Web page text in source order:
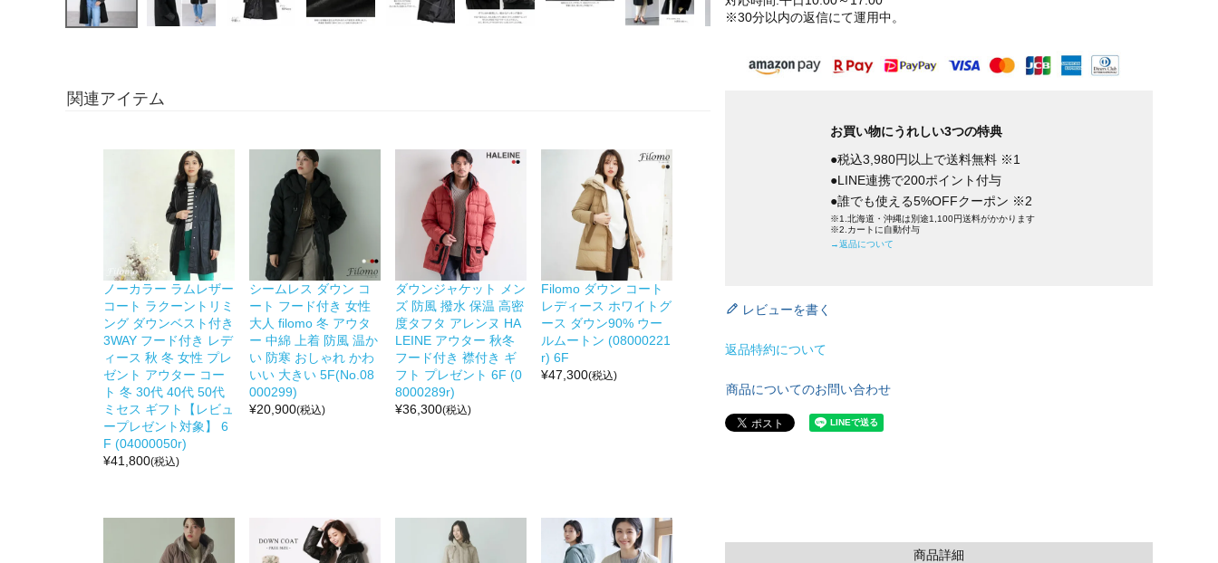
関連アイテム
ノーカラー ラムレザー
コート ラクーントリミ
ング ダウンベスト付き
3WAY フード付き レデ
ィース 秋 冬 女性 プレ
ゼント アウター コー
ト 冬 30代 40代 50代
ミセス ギフト【レビュ
ープレゼント対象】 6
F (04000050r)
¥41,800(税込)
シームレス ダウン コ
ート フード付き 女性
大人 filomo 冬 アウタ
ー 中綿 上着 防風 温か
い 防寒 おしゃれ かわ
いい 大きい 5F(No.08
000299)
¥20,900(税込)
ダウンジャケット メン
ズ 防風 撥水 保温 高密
度タフタ アレンヌ HA
LEINE アウター 秋冬
フード付き 襟付き ギ
フト プレゼント 6F (0
8000289r)
¥36,300(税込)
Filomo ダウン コート
レディース ホワイトグ
ース ダウン90% ウー
ルムートン (08000221
r) 6F
¥47,300(税込)
※30分以内の返信にて運用中。
お買い物にうれしい3つの特典
●税込3,980円以上で送料無料 ※1
●LINE連携で200ポイント付与
●誰でも使える5%OFFクーポン ※2
※1.北海道・沖縄は別途1,100円送料がかかります
※2.カートに自動付与
→返品について
レビューを書く
返品特約について
商品についてのお問い合わせ
商品詳細